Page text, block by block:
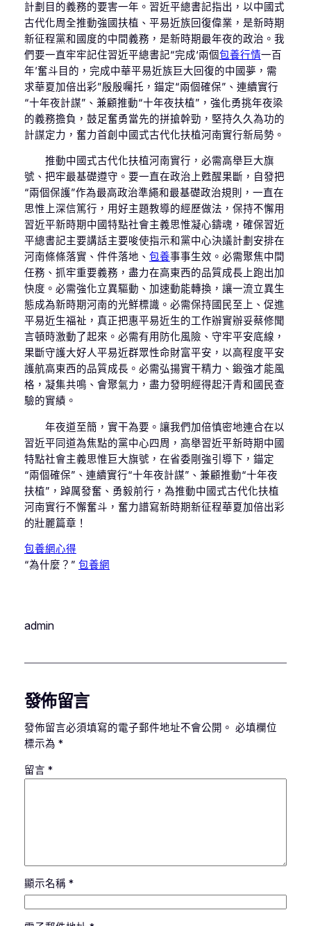
計劃目的義務的要害一年。習近平總書記指出，以中國式
古代化周全推動強國扶植、平易近族回復偉業，是新時期
新征程黨和國度的中間義務，是新時期最年夜的政治。我
們要一直牢牢記住習近平總書記“完成‘兩個包養行情一百
年’奮斗目的，完成中華平易近族巨大回復的中國夢，需
求華夏加倍出彩”殷殷囑托，錨定“兩個確保”、連續實行
“十年夜計謀”、兼顧推動“十年夜扶植”，強化勇挑年夜梁
的義務擔負，鼓足奮勇當先的拼搶幹勁，堅持久久為功的
計謀定力，奮力首創中國式古代化扶植河南實行新局勢。
推動中國式古代化扶植河南實行，必需高舉巨大旗
號、把牢最基礎遵守。要一直在政治上甦醒果斷，自發把
“兩個保護”作為最高政治準繩和最基礎政治規則，一直在
思惟上深信篤行，用好主題教導的經歷做法，保持不懈用
習近平新時期中國特點社會主義思惟凝心鑄魂，確保習近
平總書記主要講話主要唆使指示和黨中心決議計劃安排在
河南條條落實、件件落地、 包養事事生效。必需聚焦中間
任務、抓牢重要義務，盡力在高東西的品質成長上跑出加
快度。必需強化立異驅動、加速動能轉換，讓一流立異生
態成為新時期河南的光鮮標識。必需保持國民至上、促進
平易近生福祉，真正把惠平易近生的工作辦實辦妥蔡修聞
言頓時激動了起來。必需有用防化風險、守牢平安底線，
果斷守護大好人平易近群眾性命財富平安，以高程度平安
護航高東西的品質成長。必需弘揚實干精力、鍛強才能風
格，凝集共鳴、會聚氣力，盡力發明經得起汗青和國民查
驗的實績。
年夜道至簡，實干為要。讓我們加倍慎密地連合在以
習近平同道為焦點的黨中心四周，高舉習近平新時期中國
特點社會主義思惟巨大旗號，在省委剛強引導下，錨定
“兩個確保”、連續實行“十年夜計謀”、兼顧推動“十年夜
扶植”，踔厲發奮、勇毅前行，為推動中國式古代化扶植
河南實行不懈奮斗，奮力譜寫新時期新征程華夏加倍出彩
的壯麗篇章！
包養網心得
“為什麼？” 包養網
admin
發佈留言
發佈留言必須填寫的電子郵件地址不會公開。 必填欄位
標示為 *
留言 *
顯示名稱 *